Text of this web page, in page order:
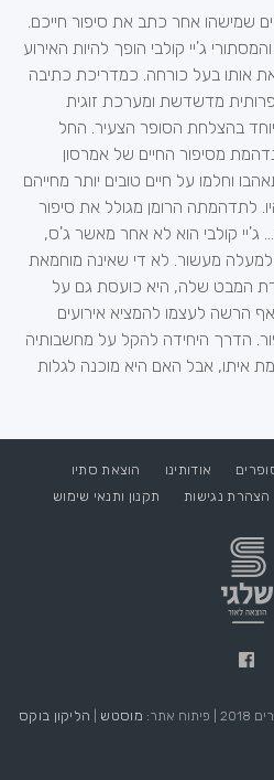
שמישהו אחר כתב את סיפור חייכם.
ג'יי קולבי הופך להיות האירוע
אותו בעל כורחה. כמדריכת כתיבה
מדשדשת ומערכת זוגית
בהצלחת הסופר הצעיר. החל
מסיפור החיים של אמרסון
וחלמו על חיים טובים יותר מחייהם
לתדהמתה הרומן מגולל את סיפור
ג'יי קולבי הוא לא אחר מאשר ג'ס,
מעשור. לא די שאינה מוחמאת
המבט שלה, היא כועסת גם על
הרשה לעצמו להמציא אירועים
הדרך היחידה להקל על מחשבותיה
איתו, אבל האם היא מוכנה לגלות
אודותינו
הוצאת סתיו
הצהרת נגישות תקנון ותנאי שימוש
אתר: מוסטש הליקון בוקס